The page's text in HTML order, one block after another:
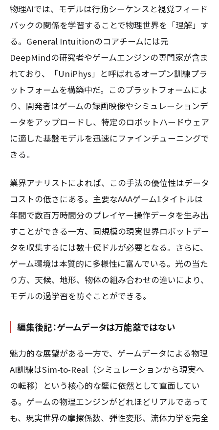
物理AIでは、モデルは行動シーケンスと視覚フィード
バックの関係を学習することで物理世界を「理解」す
る。General Intuitionのコアチームには元
DeepMindの研究者やゲームエンジンの専門家が含ま
れており、「UniPhys」と呼ばれるオープン訓練プラ
ットフォームを構築中だ。このプラットフォームによ
り、開発者はゲームの録画映像やシミュレーションデ
ータをアップロードし、特定のロボットハードウェア
に適した基盤モデルを迅速にファインチューニングで
きる。
業界アナリストによれば、この手法の優位性はデータ
コストの低さにある。主要なAAAゲーム1タイトルは
年間で数百万時間分のプレイヤー操作データを生み出
すことができる一方、同規模の現実世界ロボットデー
タを収集するには数十億ドルが必要となる。さらに、
ゲーム環境は本質的に多様性に富んでいる。光の当た
り方、天候、地形、物体の組み合わせの違いにより、
モデルの過学習を防ぐことができる。
編集後記：ゲームデータは万能薬ではない
魅力的な展望がある一方で、ゲームデータによる物理
AI訓練はSim-to-Real（シミュレーションから現実へ
の転移）という核心的な壁に依然として直面してい
る。ゲームの物理エンジンがどれほどリアルであって
も、現実世界の摩擦係数、弾性変形、流体力学を完全